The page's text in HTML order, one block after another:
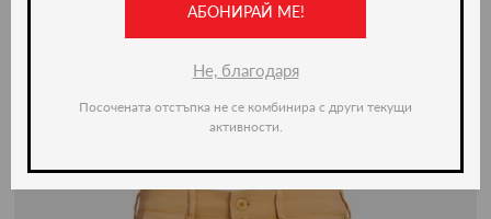
АБОНИРАЙ МЕ!
Не, благодаря
Посочената отстъпка не се комбинира с други текущи
активности.